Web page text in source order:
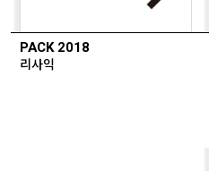
PACK 2018
리사익